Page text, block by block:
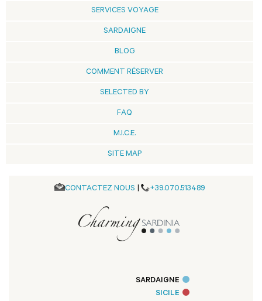
SERVICES VOYAGE
SARDAIGNE
BLOG
COMMENT RÉSERVER
SELECTED BY
FAQ
M.I.C.E.
SITE MAP
CONTACTEZ NOUS | +39.070.513489
SARDAIGNE
SICILE